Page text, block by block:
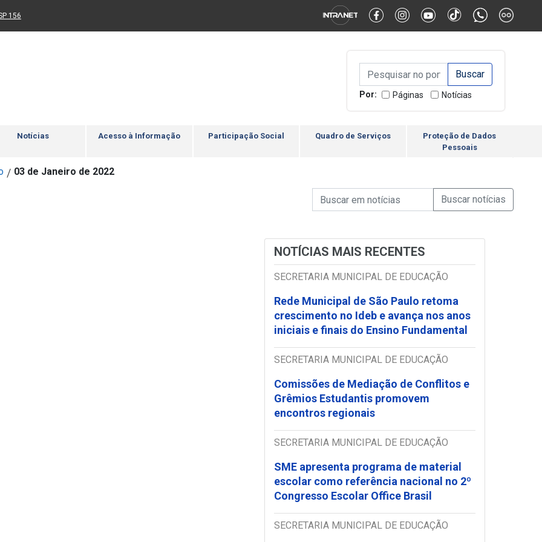
Ir para rodapé Alternar Alto Contraste Alternar Tamanho da Fonte
para um novo sítio)
156
Campo de Busca de
Campo de Busca de informaçõesEnviar a Busca
Por: Páginas Notícias
Notícias Acesso à Informação Participação Social Quadro de Serviços
Proteção de Dados
Pessoais
/ 03 de Janeiro de 2022
Campo de Busca de Notícias
Campo de Busca de informaçõesEnviar a Busca de
NOTÍCIAS MAIS RECENTES
SECRETARIA MUNICIPAL DE EDUCAÇÃO
Rede Municipal de São Paulo retoma
crescimento no Ideb e avança nos anos
iniciais e finais do Ensino Fundamental
SECRETARIA MUNICIPAL DE EDUCAÇÃO
Comissões de Mediação de Conflitos e
Grêmios Estudantis promovem
encontros regionais
SECRETARIA MUNICIPAL DE EDUCAÇÃO
SME apresenta programa de material
escolar como referência nacional no 2º
Congresso Escolar Office Brasil
SECRETARIA MUNICIPAL DE EDUCAÇÃO